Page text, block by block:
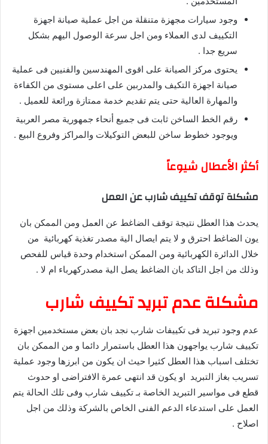
وجود سيارات مجهزة متنقلة من اجل عملية صيانة اجهزة
التكييف لدى العملاء ومن اجل سرعة الوصول اليهم بشكل
سريع جدا .
يحتوى مركز الصيانة على اقوى المهندسين والفنيين فى عملية
صيانة اجهزة التكيف والمدربين على اعلى مستوى من الكفاءة
والمهارة العالية حتى يتم تقديم خدمة ممتازة ورائعة للعميل .
رقم الخط الساخن ثابت فى جميع أنحاء جمهورية مصر العربية
ويوجود خطوط ساخن للبعض التوكيلات والمراكز وفروع البيع .
أكثر الأعطال شيوعاً
مشكلة توقف تكييف شارب عن العمل
يحدث هذا العطل نتيجة توقف الضاغط عن العمل ومن الممكن بان
يون الضاغط احترق و لا يتم ايصال الية مصدر تغذية كهربائية من
خلال الدائرة الكهربائية ومن الممكن استخدام وحدة قياس للفحص
وذلك من اجل التاكد بان الضاغط يصل الية مصدركهرباء ام لا .
مشكلة عدم تبريد تكييف شارب
عدم وجود تبريد فى تكييفات شارب نجد بان بعض مستخدمين اجهزة
تكييف شارب يواجهون هذا العطل باستمرار دائما و من الممكن بان
تختلف اسباب هذا العطل كثيرا حيث ان يكون من ابرزها وجود عملية
تسريب بغاز التبريد او يكون قد انتهى عمرة الافتراضى او حدوث
قطع فى مواسير التبريد الخاصة بـ تكييف شارب وفى تلك الحالة يتم
العمل على استدعاء الدعم الفنى الخاص بالشركة وذلك من اجل
اصلاح .